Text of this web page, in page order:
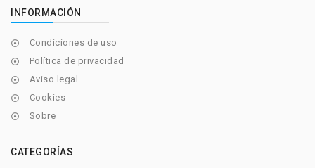
INFORMACIÓN
 Condiciones de uso
 Política de privacidad
 Aviso legal
 Cookies
 Sobre
CATEGORÍAS